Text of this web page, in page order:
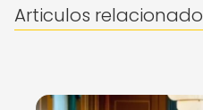
Articulos